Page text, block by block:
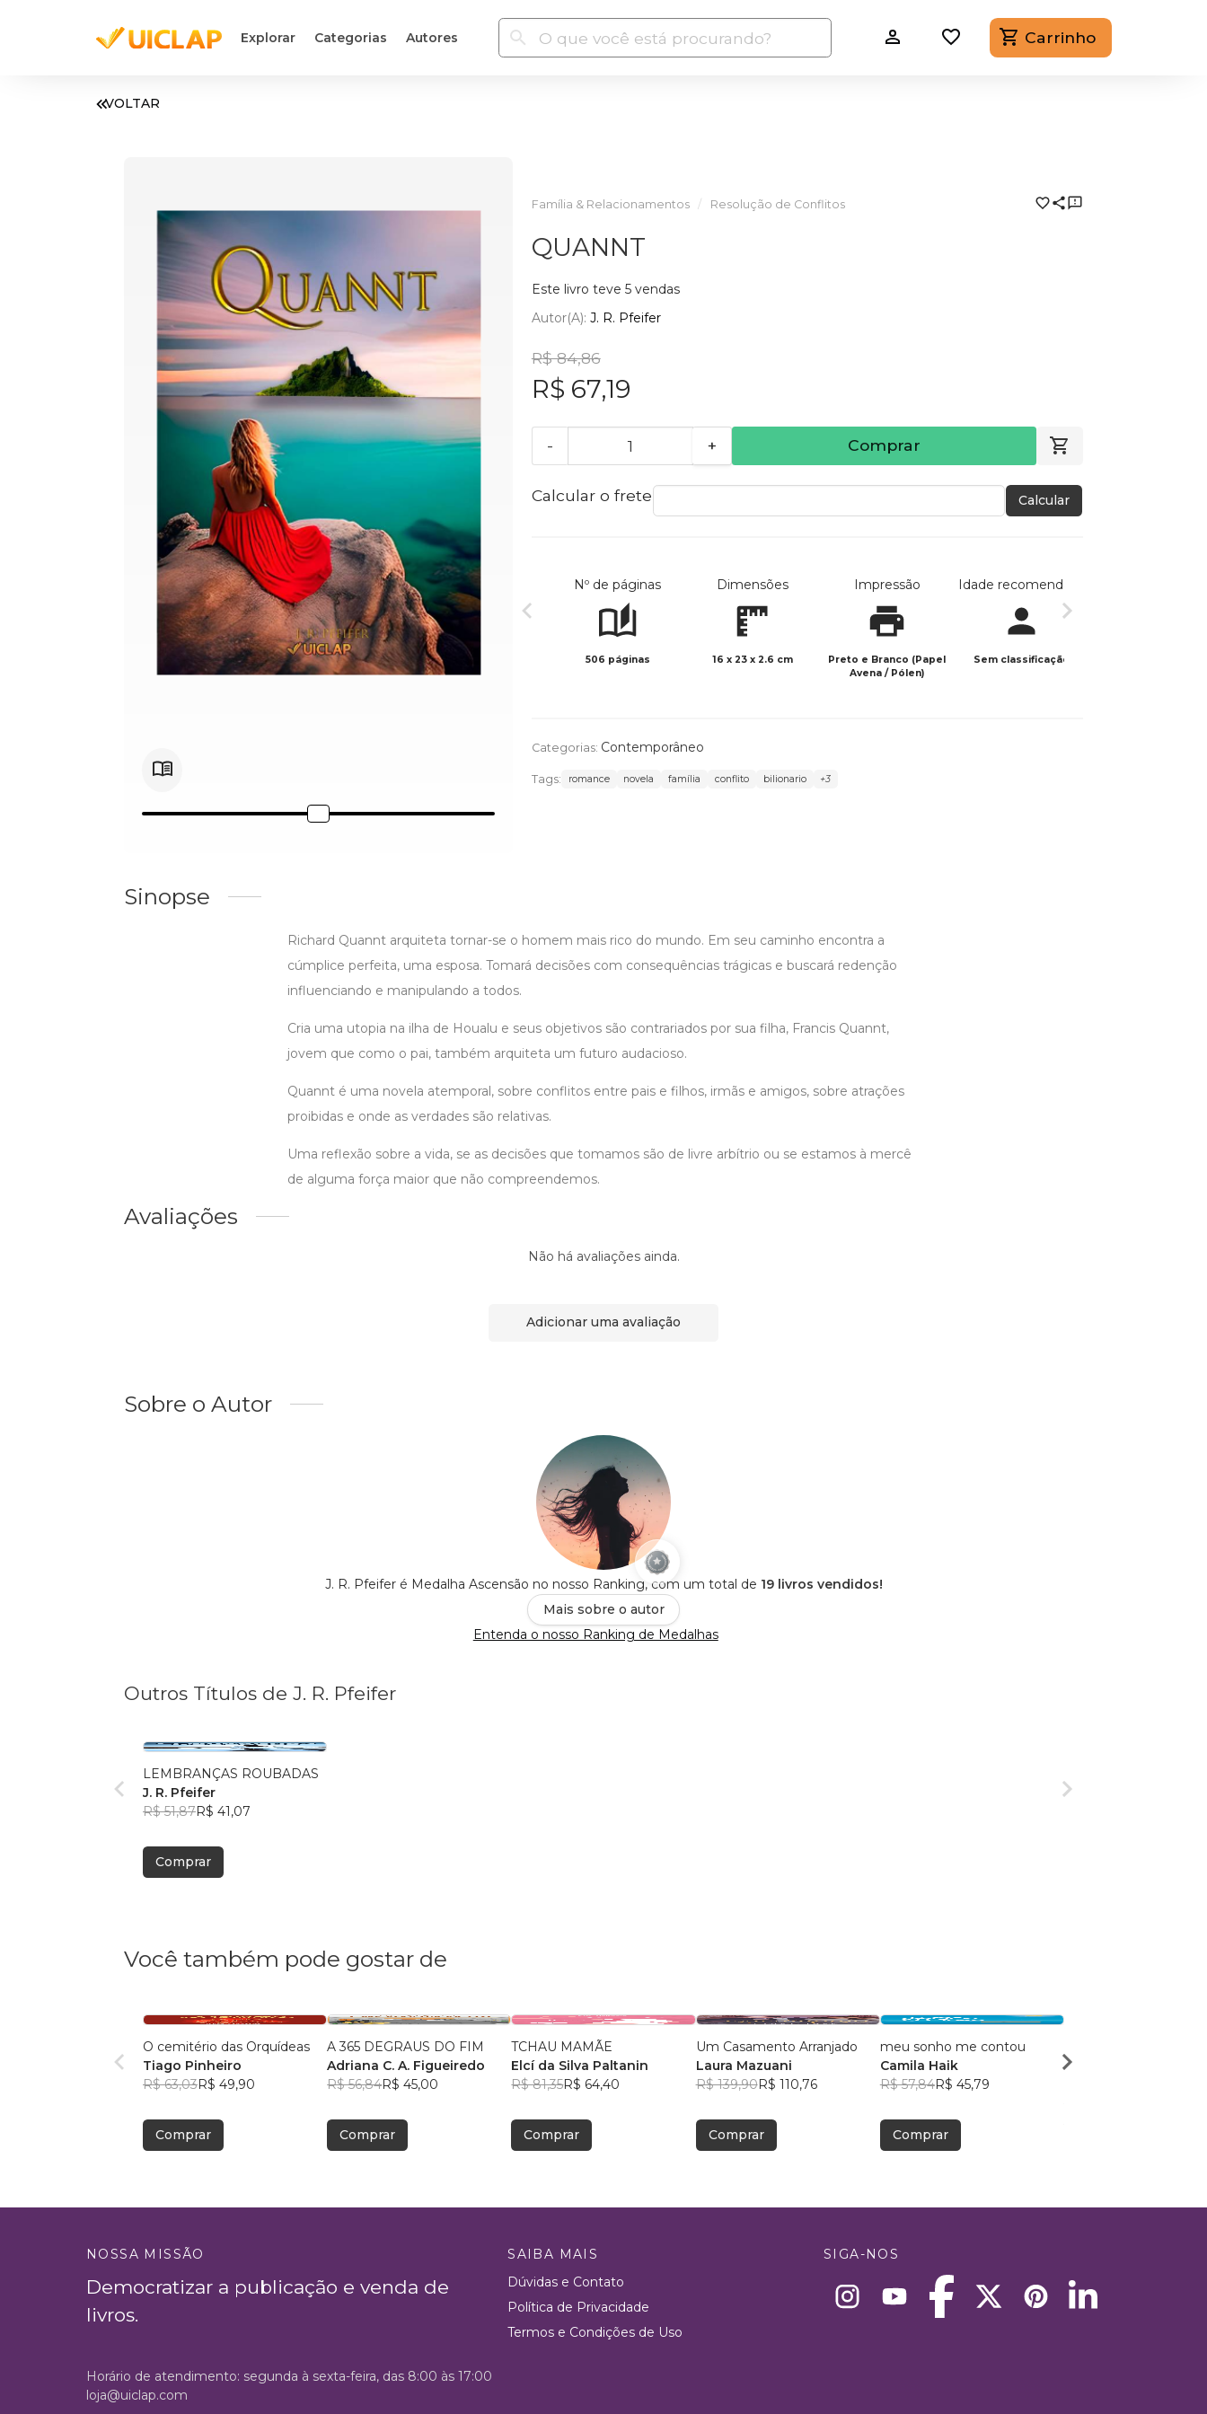
Explorar Categorias Autores Carrinho
VOLTAR
Família & Relacionamentos Resolução de Conflitos
QUANNT
Este livro teve 5 vendas
Autor(a): J. R. Pfeifer
R$ 84,86
R$ 67,19
- + Comprar
Calcular o frete Calcular
Nº de páginas
506 páginas
Dimensões
16 x 23 x 2.6 cm
Impressão
Preto e Branco (Papel
Avena / Pólen)
Idade recomendada
Sem classificação
Categorias: Contemporâneo
Tags: romance novela família conflito bilionario +3
Sinopse
Richard Quannt arquiteta tornar-se o homem mais rico do mundo. Em seu caminho encontra a
cúmplice perfeita, uma esposa. Tomará decisões com consequências trágicas e buscará redenção
influenciando e manipulando a todos.
Cria uma utopia na ilha de Houalu e seus objetivos são contrariados por sua filha, Francis Quannt,
jovem que como o pai, também arquiteta um futuro audacioso.
​​​​Quannt é uma novela atemporal, sobre conflitos entre pais e filhos, irmãs e amigos, sobre atrações
proibidas e onde as verdades são relativas.
Uma reflexão sobre a vida, se as decisões que tomamos são de livre arbítrio ou se estamos à mercê
de alguma força maior que não compreendemos.
Avaliações
Não há avaliações ainda.
Adicionar uma avaliação
Sobre o Autor
J. R. Pfeifer é Medalha Ascensão no nosso Ranking, com um total de 19 livros vendidos!
Mais sobre o autor
Entenda o nosso Ranking de Medalhas
Outros Títulos de J. R. Pfeifer
LEMBRANÇAS ROUBADAS
J. R. Pfeifer
R$ 51,87R$ 41,07
Comprar
Você também pode gostar de
O cemitério das Orquídeas
Tiago Pinheiro
R$ 63,03R$ 49,90
Comprar
A 365 DEGRAUS DO FIM
Adriana C. A. Figueiredo
R$ 56,84R$ 45,00
Comprar
TCHAU MAMÃE
Elcí da Silva Paltanin
R$ 81,35R$ 64,40
Comprar
Um Casamento Arranjado
Laura Mazuani
R$ 139,90R$ 110,76
Comprar
meu sonho me contou
Camila Haik
R$ 57,84R$ 45,79
Comprar
SUA VIDA
NOSSA MISSÃO
Democratizar a publicação e venda de
livros.
SAIBA MAIS
Dúvidas e Contato
Política de Privacidade
Termos e Condições de Uso
SIGA-NOS
Horário de atendimento: segunda à sexta-feira, das 8:00 às 17:00
loja@uiclap.com